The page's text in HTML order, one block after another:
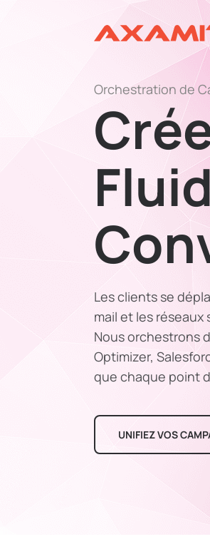
Orchestration de
Les clients se
mail et les
Nous orchestrons
Optimizer,
que chaque point
UNIFIEZ VOS